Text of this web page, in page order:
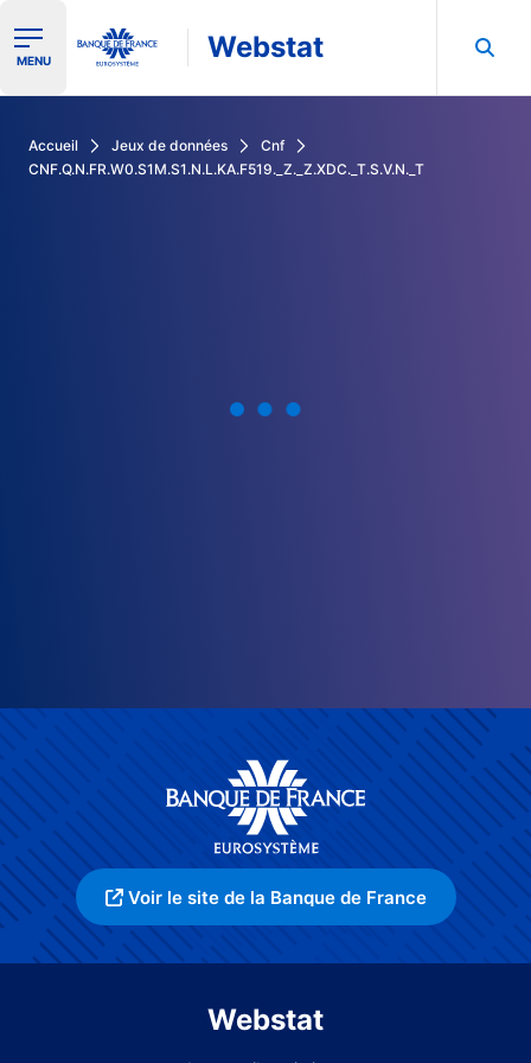
Ouvrir le menu de navigation
MENU Webstat
Accueil Jeux de données
Cnf
CNF.Q.N.FR.W0.S1M.S1.N.L.KA.F519._Z._Z.XDC._T.S.V.N._T
Voir le site de la Banque de France
Webstat